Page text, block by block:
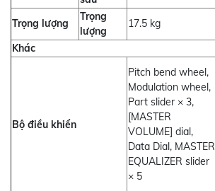
Trọng lượng
Trọng
lượng
17.5 kg
Khác
Bộ điều khiển
Pitch bend wheel,
Modulation wheel,
Part slider × 3,
[MASTER
VOLUME] dial,
Data Dial, MASTER
EQUALIZER slider
× 5